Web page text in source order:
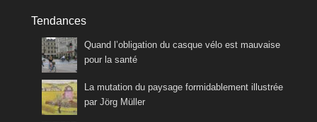
Tendances
Quand l’obligation du casque vélo est mauvaise
pour la santé
La mutation du paysage formidablement illustrée
par Jörg Müller